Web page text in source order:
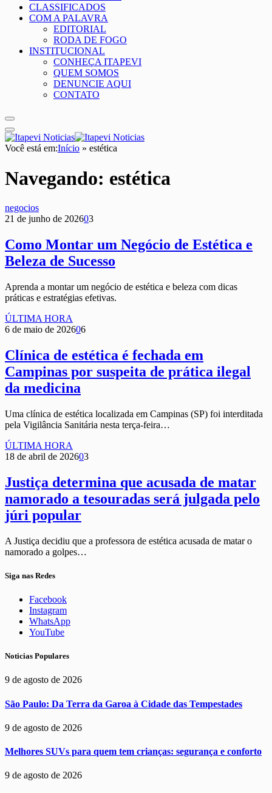
CLASSIFICADOS
COM A PALAVRA
EDITORIAL
RODA DE FOGO
INSTITUCIONAL
CONHEÇA ITAPEVI
QUEM SOMOS
DENUNCIE AQUI
CONTATO
Você está em:Início » estética
Navegando: estética
negocios
21 de junho de 202603
Como Montar um Negócio de Estética e
Beleza de Sucesso
Aprenda a montar um negócio de estética e beleza com dicas
práticas e estratégias efetivas.
ÚLTIMA HORA
6 de maio de 202606
Clínica de estética é fechada em
Campinas por suspeita de prática ilegal
da medicina
Uma clínica de estética localizada em Campinas (SP) foi interditada
pela Vigilância Sanitária nesta terça-feira…
ÚLTIMA HORA
18 de abril de 202603
Justiça determina que acusada de matar
namorado a tesouradas será julgada pelo
júri popular
A Justiça decidiu que a professora de estética acusada de matar o
namorado a golpes…
Siga nas Redes
Facebook
Instagram
WhatsApp
YouTube
Noticias Populares
9 de agosto de 2026
São Paulo: Da Terra da Garoa à Cidade das Tempestades
9 de agosto de 2026
Melhores SUVs para quem tem crianças: segurança e conforto
9 de agosto de 2026